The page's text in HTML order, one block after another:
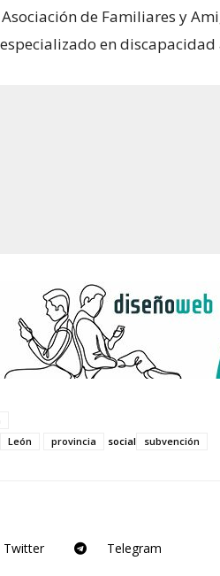
de Familiares y
en
León provincia social subvención
Twitter Telegram